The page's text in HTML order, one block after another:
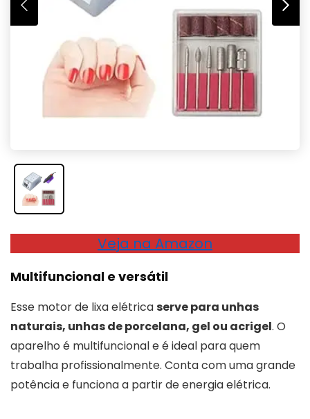
Veja na Amazon
Multifuncional e versátil
Esse motor de lixa elétricaserve para unhas
naturais, unhas de porcelana, gel ou acrigel. O
aparelho é multifuncional e é ideal para quem
trabalha profissionalmente. Conta com uma grande
potência e funciona a partir de energia elétrica.